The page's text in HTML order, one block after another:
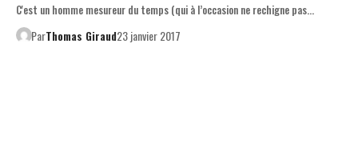
C'est un homme mesureur du temps (qui à l’occasion ne rechigne pas…
ParThomas Giraud23 janvier 2017